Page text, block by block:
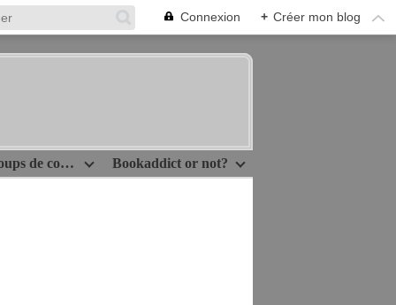
Connexion + Créer mon blog
Idées lecture/Coups de coeur Bookaddict or not?